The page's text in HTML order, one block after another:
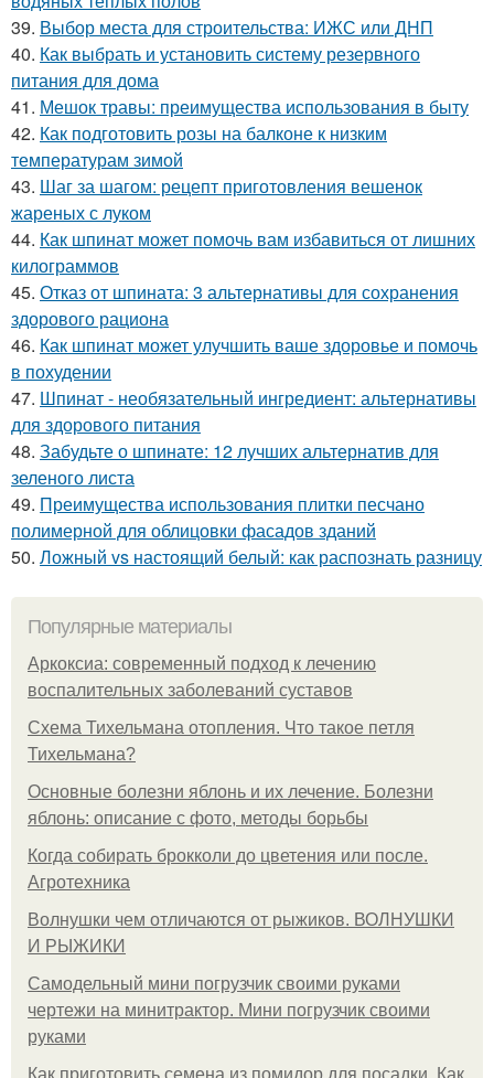
39. Выбор места для строительства: ИЖС или ДНП
40. Как выбрать и установить систему резервного
питания для дома
41. Мешок травы: преимущества использования в быту
42. Как подготовить розы на балконе к низким
температурам зимой
43. Шаг за шагом: рецепт приготовления вешенок
жареных с луком
44. Как шпинат может помочь вам избавиться от лишних
килограммов
45. Отказ от шпината: 3 альтернативы для сохранения
здорового рациона
46. Как шпинат может улучшить ваше здоровье и помочь
в похудении
47. Шпинат - необязательный ингредиент: альтернативы
для здорового питания
48. Забудьте о шпинате: 12 лучших альтернатив для
зеленого листа
49. Преимущества использования плитки песчано
полимерной для облицовки фасадов зданий
50. Ложный vs настоящий белый: как распознать разницу
Популярные материалы
Аркоксиа: современный подход к лечению
воспалительных заболеваний суставов
Схема Тихельмана отопления. Что такое петля
Тихельмана?
Основные болезни яблонь и их лечение. Болезни
яблонь: описание с фото, методы борьбы
Когда собирать брокколи до цветения или после.
Агротехника
Волнушки чем отличаются от рыжиков. ВОЛНУШКИ
И РЫЖИКИ
Самодельный мини погрузчик своими руками
чертежи на минитрактор. Мини погрузчик своими
руками
Как приготовить семена из помидор для посадки. Как